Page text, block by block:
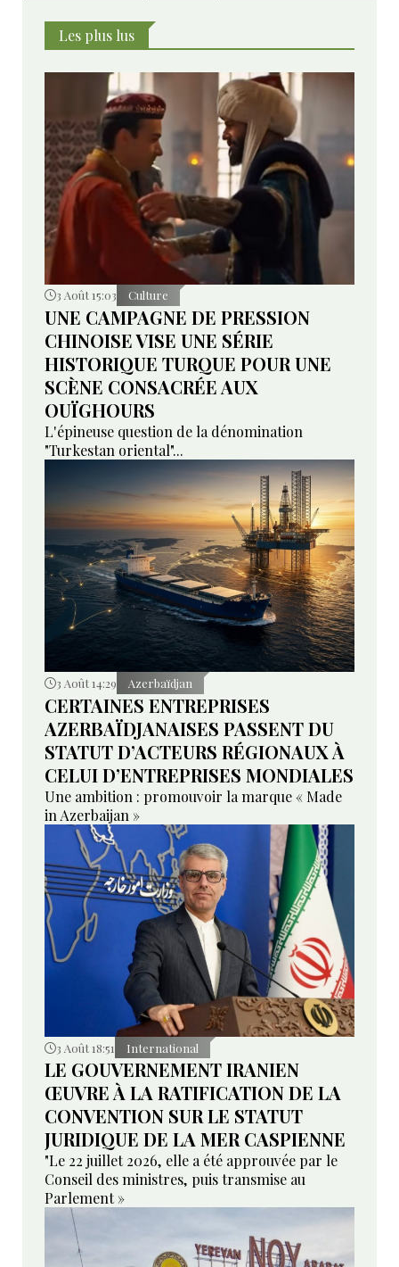
Les plus lus
3 Août 15:03 Culture
UNE CAMPAGNE DE PRESSION
CHINOISE VISE UNE SÉRIE
HISTORIQUE TURQUE POUR UNE
SCÈNE CONSACRÉE AUX
OUÏGHOURS
L'épineuse question de la dénomination
"Turkestan oriental"...
3 Août 14:29 Azerbaïdjan
CERTAINES ENTREPRISES
AZERBAÏDJANAISES PASSENT DU
STATUT D’ACTEURS RÉGIONAUX À
CELUI D’ENTREPRISES MONDIALES
Une ambition : promouvoir la marque « Made
in Azerbaijan »
3 Août 18:51 International
LE GOUVERNEMENT IRANIEN
ŒUVRE À LA RATIFICATION DE LA
CONVENTION SUR LE STATUT
JURIDIQUE DE LA MER CASPIENNE
"Le 22 juillet 2026, elle a été approuvée par le
Conseil des ministres, puis transmise au
Parlement »